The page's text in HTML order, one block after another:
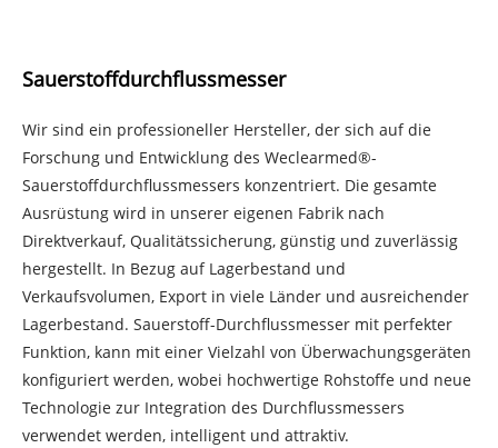
Sauerstoffdurchflussmesser
Wir sind ein professioneller Hersteller, der sich auf die
Forschung und Entwicklung des Weclearmed®-
Sauerstoffdurchflussmessers konzentriert. Die gesamte
Ausrüstung wird in unserer eigenen Fabrik nach
Direktverkauf, Qualitätssicherung, günstig und zuverlässig
hergestellt. In Bezug auf Lagerbestand und
Verkaufsvolumen, Export in viele Länder und ausreichender
Lagerbestand. Sauerstoff-Durchflussmesser mit perfekter
Funktion, kann mit einer Vielzahl von Überwachungsgeräten
konfiguriert werden, wobei hochwertige Rohstoffe und neue
Technologie zur Integration des Durchflussmessers
verwendet werden, intelligent und attraktiv.